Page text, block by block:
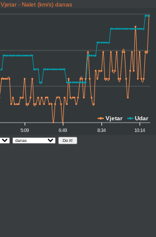
Vjetar - Nalet (km/s) danas